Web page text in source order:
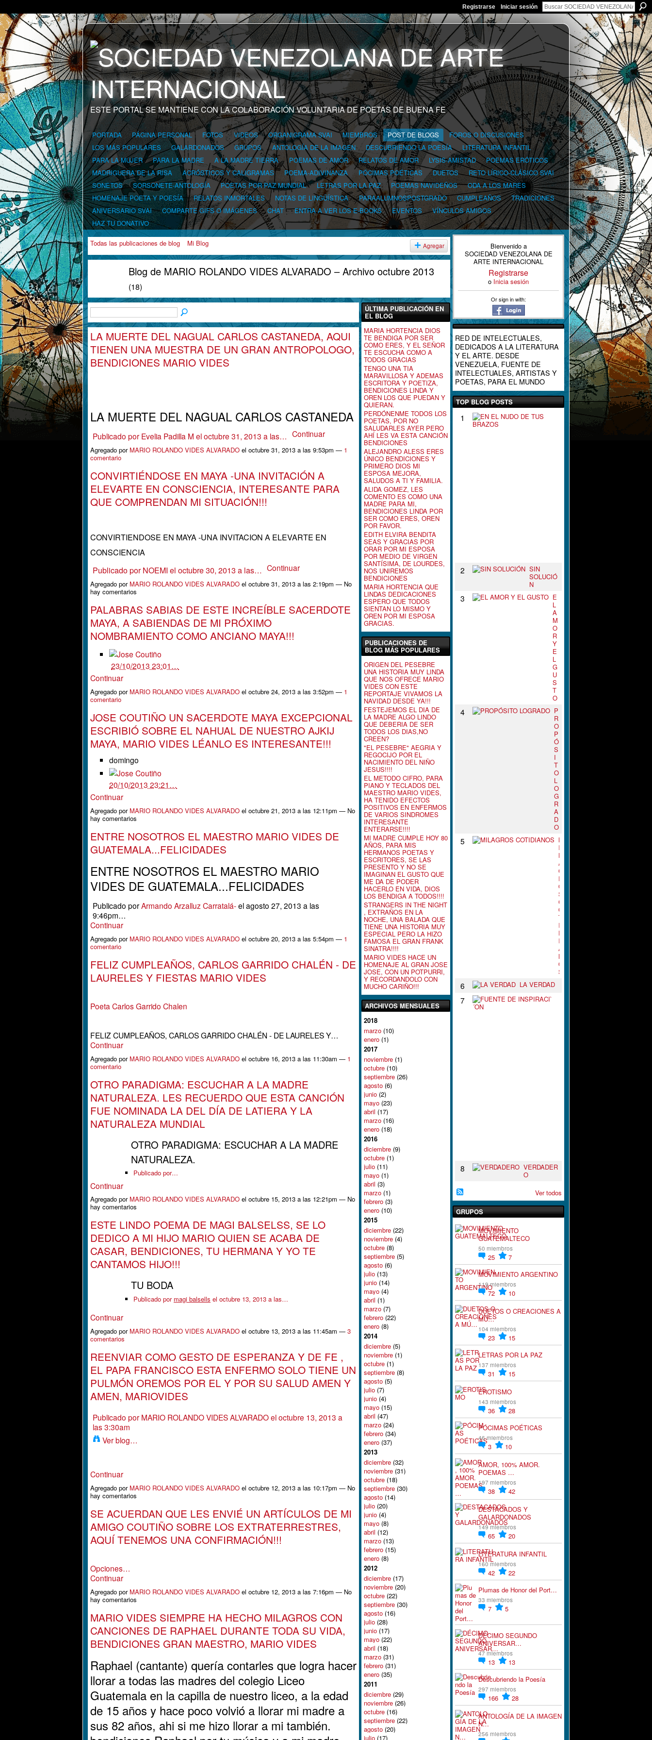
Registrarse Iniciar sesión
ESTE PORTAL SE MANTIENE CON LA COLABORACIÓN VOLUNTARIA DE POETAS DE BUENA FE
PORTADA PÁGINA PERSONAL FOTOS VIDEOS ORGANIGRAMA SVAI MIEMBROS POST DE BLOGS
FOROS O DISCUSIONES
LOS MÁS POPULARES
GALARDONADOS GRUPOS ANTOLOGÍA DE LA IMAGEN DESCUBRIENDO LA POESÍA
LITERATURA INFANTIL
PARA LA MUJER
PARA LA MADRE A LA MADRE TIERRA POEMAS DE AMOR RELATOS DE AMOR LYSIS-AMISTAD
POEMAS ERÓTICOS
MADRIGUERA DE LA RISA
ACRÓSTICOS Y CALIGRAMAS POEMA-ADIVINANZA PÓCIMAS POÉTICAS DUETOS
RETO LÍRICO-CLÁSICO SVAI
SONETOS
SORSONETE-ANTOLOGÍA POETAS POR PAZ MUNDIAL LETRAS POR LA PAZ POEMAS NAVIDEÑOS
ODA A LOS MARES
HOMENAJE POETA Y POESÍA
RELATOS INMORTALES NOTAS DE LINGÜÍSTICA PARAALUMNOSPOSTGRADO CUMPLEAÑOS
TRADICIONES
ANIVERSARIO SVAI
COMPARTE GIFS O IMÁGENES CHAT ENTRA A VER LOS E-BOOKS EVENTOS
VÍNCULOS AMIGOS
HAZ TU DONATIVO
Todas las publicaciones de blog Mi Blog Agregar
Blog de MARIO ROLANDO VIDES ALVARADO – Archivo octubre 2013
(18)
LA MUERTE DEL NAGUAL CARLOS CASTANEDA, AQUI
TIENEN UNA MUESTRA DE UN GRAN ANTROPOLOGO,
BENDICIONES MARIO VIDES
LA MUERTE DEL NAGUAL CARLOS CASTANEDA
Publicado por Evelia Padilla M el octubre 31, 2013 a las… Continuar
Agregado por MARIO ROLANDO VIDES ALVARADO el octubre 31, 2013 a las 9:53pm — 1
comentario
CONVIRTIÉNDOSE EN MAYA -UNA INVITACIÓN A
ELEVARTE EN CONSCIENCIA, INTERESANTE PARA
QUE COMPRENDAN MI SITUACIÓN!!!
CONVIRTIENDOSE EN MAYA -UNA INVITACION A ELEVARTE EN
CONSCIENCIA
Publicado porNOEMI el octubre 30, 2013 a las… Continuar
Agregado por MARIO ROLANDO VIDES ALVARADO el octubre 31, 2013 a las 2:19pm — No
hay comentarios
PALABRAS SABIAS DE ESTE INCREÍBLE SACERDOTE
MAYA, A SABIENDAS DE MI PRÓXIMO
NOMBRAMIENTO COMO ANCIANO MAYA!!!
23/10/2013 23:01…
Continuar
Agregado por MARIO ROLANDO VIDES ALVARADO el octubre 24, 2013 a las 3:52pm — 1
comentario
JOSE COUTIÑO UN SACERDOTE MAYA EXCEPCIONAL
ESCRIBIÓ SOBRE EL NAHUAL DE NUESTRO AJKIJ
MAYA, MARIO VIDES LÉANLO ES INTERESANTE!!!
domingo
20/10/2013 23:21…
Continuar
Agregado por MARIO ROLANDO VIDES ALVARADO el octubre 21, 2013 a las 12:11pm — No
hay comentarios
ENTRE NOSOTROS EL MAESTRO MARIO VIDES DE
GUATEMALA...FELICIDADES
ENTRE NOSOTROS EL MAESTRO MARIO
VIDES DE GUATEMALA...FELICIDADES
Publicado porArmando Arzalluz Carratalá-el agosto 27, 2013 a las
9:46pm…
Continuar
Agregado por MARIO ROLANDO VIDES ALVARADO el octubre 20, 2013 a las 5:54pm — 1
comentario
FELIZ CUMPLEAÑOS, CARLOS GARRIDO CHALÉN - DE
LAURELES Y FIESTAS MARIO VIDES
Poeta Carlos Garrido Chalen
FELIZ CUMPLEAÑOS, CARLOS GARRIDO CHALÉN - DE LAURELES Y…
Continuar
Agregado por MARIO ROLANDO VIDES ALVARADO el octubre 16, 2013 a las 11:30am — 1
comentario
OTRO PARADIGMA: ESCUCHAR A LA MADRE
NATURALEZA. LES RECUERDO QUE ESTA CANCIÓN
FUE NOMINADA LA DEL DÍA DE LATIERA Y LA
NATURALEZA MUNDIAL
OTRO PARADIGMA: ESCUCHAR A LA MADRE
NATURALEZA.
Publicado por…
Continuar
Agregado por MARIO ROLANDO VIDES ALVARADO el octubre 15, 2013 a las 12:21pm — No
hay comentarios
ESTE LINDO POEMA DE MAGI BALSELSS, SE LO
DEDICO A MI HIJO MARIO QUIEN SE ACABA DE
CASAR, BENDICIONES, TU HERMANA Y YO TE
CANTAMOS HIJO!!!
TU BODA
Publicado por magi balsells el octubre 13, 2013 a las…
Continuar
Agregado por MARIO ROLANDO VIDES ALVARADO el octubre 13, 2013 a las 11:45am — 3
comentarios
REENVIAR COMO GESTO DE ESPERANZA Y DE FE ,
EL PAPA FRANCISCO ESTA ENFERMO SOLO TIENE UN
PULMÓN OREMOS POR EL Y POR SU SALUD AMEN Y
AMEN, MARIOVIDES
Publicado por MARIO ROLANDO VIDES ALVARADOel octubre 13, 2013 a
las 3:30am
Ver blog…
Continuar
Agregado por MARIO ROLANDO VIDES ALVARADO el octubre 12, 2013 a las 10:17pm — No
hay comentarios
SE ACUERDAN QUE LES ENVIÉ UN ARTÍCULOS DE MI
AMIGO COUTIÑO SOBRE LOS EXTRATERRESTRES,
AQUÍ TENEMOS UNA CONFIRMACIÓN!!!
Opciones…
Continuar
Agregado por MARIO ROLANDO VIDES ALVARADO el octubre 12, 2013 a las 7:16pm — No
hay comentarios
MARIO VIDES SIEMPRE HA HECHO MILAGROS CON
CANCIONES DE RAPHAEL DURANTE TODA SU VIDA,
BENDICIONES GRAN MAESTRO, MARIO VIDES
Raphael (cantante) quería contarles que logra hacer
llorar a todas las madres del colegio Liceo
Guatemala en la capilla de nuestro liceo, a la edad
de 15 años y hace poco volvió a llorar mi madre a
sus 82 años, ahi si me hizo llorar a mi también.
ÚLTIMA PUBLICACIÓN EN
EL BLOG
MARIA HORTENCIA DIOS
TE BENDIGA POR SER
COMO ERES, Y EL SEÑOR
TE ESCUCHA COMO A
TODOS GRACIAS
TENGO UNA TIA
MARAVILLOSA Y ADEMAS
ESCRITORA Y POETIZA,
BENDICIONES LINDA Y
OREN LOS QUE PUEDAN Y
QUIERAN.
PERDÓNENME TODOS LOS
POETAS, POR NO
SALUDARLES AYER PERO
AHÍ LES VA ESTA CANCIÓN
BENDICIONES
ALEJANDRO ALESS ERES
ÚNICO BENDICIONES Y
PRIMERO DIOS MI
ESPOSA MEJORA,
SALUDOS A TI Y FAMILIA.
ALIDA GOMEZ, LES
COMENTO ES COMO UNA
MADRE PARA MI,
BENDICIONES LINDA POR
SER COMO ERES, OREN
POR FAVOR.
EDITH ELVIRA BENDITA
SEAS Y GRACIAS POR
ORAR POR MI ESPOSA
POR MEDIO DE VIRGEN
SANTÍSIMA, DE LOURDES,
NOS UNIREMOS
BENDICIONES
MARIA HORTENCIA QUE
LINDAS DEDICACIONES
ESPERO QUE TODOS
SIENTAN LO MISMO Y
OREN POR MI ESPOSA
GRACIAS.
PUBLICACIONES DE
BLOG MÁS POPULARES
ORIGEN DEL PESEBRE
UNA HISTORIA MUY LINDA
QUE NOS OFRECE MARIO
VIDES CON ESTE
REPORTAJE VIVAMOS LA
NAVIDAD DESDE YA!!!
FESTEJEMOS EL DIA DE
LA MADRE ALGO LINDO
QUE DEBERIA DE SER
TODOS LOS DIAS,NO
CREEN?
"EL PESEBRE" AEGRIA Y
REGOCIJO POR EL
NACIMIENTO DEL NIÑO
JESUS!!!!
EL METODO CIFRO, PARA
PIANO Y TECLADOS DEL
MAESTRO MARIO VIDES,
HA TENIDO EFECTOS
POSITIVOS EN ENFERMOS
DE VARIOS SINDROMES
INTERESANTE
ENTERARSE!!!!
MI MADRE CUMPLE HOY 80
AÑOS, PARA MIS
HERMANOS POETAS Y
ESCRITORES, SE LAS
PRESENTO Y NO SE
IMAGINAN EL GUSTO QUE
ME DA DE PODER
HACERLO EN VIDA, DIOS
LOS BENDIGA A TODOS!!!!
STRANGERS IN THE NIGHT
, EXTRAÑOS EN LA
NOCHE, UNA BALADA QUE
TIENE UNA HISTORIA MUY
ESPECIAL PERO LA HIZO
FAMOSA EL GRAN FRANK
SINATRA!!!!
MARIO VIDES HACE UN
HOMENAJE AL GRAN JOSE
JOSE, CON UN POTPURRI,
Y RECORDANDOLO CON
MUCHO CARIÑO!!!
ARCHIVOS MENSUALES
2018
marzo (10)
enero (1)
2017
noviembre (1)
octubre (10)
septiembre (26)
agosto (6)
junio (2)
mayo (23)
abril (17)
marzo (16)
enero (18)
2016
diciembre (9)
octubre (1)
julio (11)
mayo (1)
abril (3)
marzo (1)
febrero (3)
enero (10)
2015
diciembre (22)
noviembre (4)
octubre (8)
septiembre (5)
agosto (6)
julio (13)
junio (14)
mayo (4)
abril (1)
marzo (7)
febrero (22)
enero (8)
2014
diciembre (5)
noviembre (1)
octubre (1)
septiembre (8)
agosto (5)
julio (7)
junio (4)
mayo (15)
abril (47)
marzo (24)
febrero (34)
enero (37)
2013
diciembre (32)
noviembre (31)
octubre (18)
septiembre (30)
agosto (14)
julio (20)
junio (4)
mayo (8)
abril (12)
marzo (13)
febrero (15)
enero (8)
2012
diciembre (17)
noviembre (20)
octubre (22)
septiembre (30)
agosto (16)
julio (28)
junio (17)
mayo (22)
abril (18)
marzo (31)
febrero (31)
enero (35)
2011
diciembre (29)
noviembre (26)
octubre (16)
septiembre (22)
agosto (20)
julio (17)
Bienvenido a
SOCIEDAD VENEZOLANA DE
ARTE INTERNACIONAL
Registrarse
o Inicia sesión
Or sign in with:
RED DE INTELECTUALES,
DEDICADOS A LA LITERATURA
Y EL ARTE. DESDE
VENEZUELA, FUENTE DE
INTELECTUALES, ARTISTAS Y
POETAS, PARA EL MUNDO
TOP BLOG POSTS
1
2
SIN
SOLUCIÓ
N
3
E
L
A
M
O
R
Y
E
L
G
U
S
T
O
4
P
R
O
P
Ó
S
I
T
O
L
O
G
R
A
D
O
5
M
I
L
A
G
R
O
S
C
O
T
I
D
I
A
N
O
6 LA VERDAD
7
8
VERDADER
O
Ver todos
GRUPOS
MOVIMIENTO
GUATEMALTECO
50 miembros
25
7
MOVIMIENTO ARGENTINO
119 miembros
72
10
DUETOS O CREACIONES A
MÚ…
104 miembros
23
15
LETRAS POR LA PAZ
137 miembros
31
15
EROTISMO
143 miembros
36
28
PÓCIMAS POÉTICAS
46 miembros
3
10
AMOR, 100% AMOR.
POEMAS …
197 miembros
38
42
DESTACADOS Y
GALARDONADOS
149 miembros
65
20
LITERATURA INFANTIL
160 miembros
42
22
Plumas de Honor del Port…
33 miembros
7 5
DÉCIMO SEGUNDO
ANIVERSAR…
47 miembros
13
13
Descubriendo la Poesía
297 miembros
166
28
ANTOLOGÍA DE LA IMAGEN
N…
256 miembros